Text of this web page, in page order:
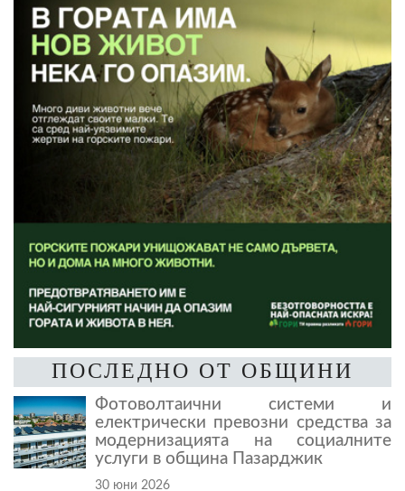
ПОСЛЕДНО ОТ ОБЩИНИ
Фотоволтаични системи и
електрически превозни средства за
модернизацията на социалните
услуги в община Пазарджик
30 юни 2026